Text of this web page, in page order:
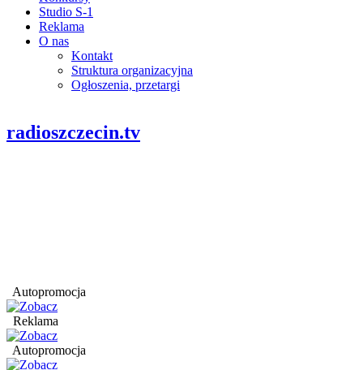
Studio S-1
Reklama
O nas
Kontakt
Struktura organizacyjna
Ogłoszenia, przetargi
radioszczecin.tv
Autopromocja
Reklama
Autopromocja